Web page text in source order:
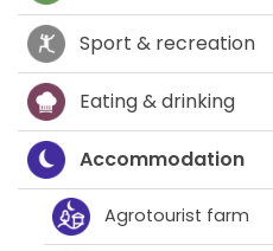
Sport & recreation
Eating & drinking
Accommodation
Agrotourist farm